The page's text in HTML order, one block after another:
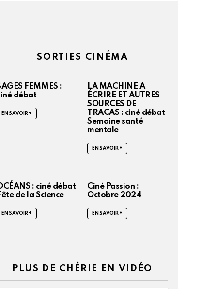
SORTIES CINÉMA
FEMMES :
débat
EN SAVOIR +
LA MACHINE A
ÉCRIRE ET AUTRES
SOURCES DE
TRACAS : ciné débat
Semaine santé
mentale
EN SAVOIR +
: ciné débat
de la Science
EN SAVOIR +
Ciné Passion :
Octobre 2024
EN SAVOIR +
PLUS DE CHÉRIE EN VIDÉO